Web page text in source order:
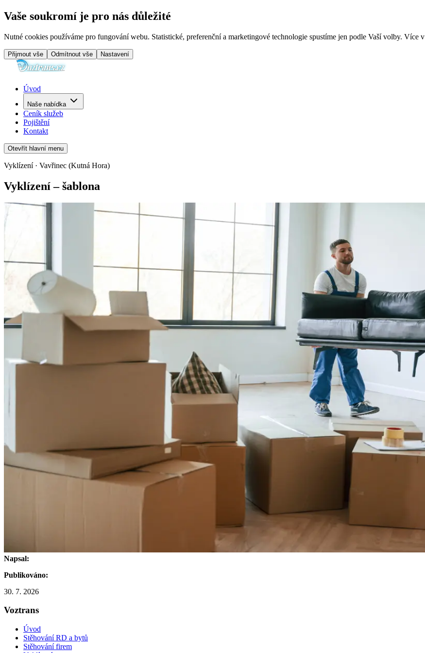
Vaše soukromí je pro nás důležité
Nutné cookies používáme pro fungování webu. Statistické, preferenční a marketingové technologie spustíme jen podle Vaší volby. Více v
Přijmout vše Odmítnout vše Nastavení
Úvod
Naše nabídka
Ceník služeb
Pojištění
Kontakt
Otevřít hlavní menu
Vyklízení · Vavřinec (Kutná Hora)
Vyklízení – šablona
Napsal:
Publikováno:
30. 7. 2026
Voztrans
Úvod
Stěhování RD a bytů
Stěhování firem